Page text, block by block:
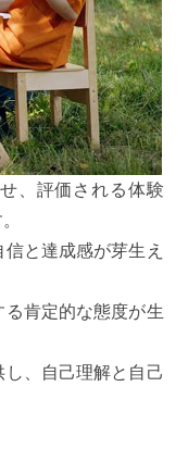
、評価される体験
と達成感が芽生え
肯定的な態度が生
、自己理解と自己